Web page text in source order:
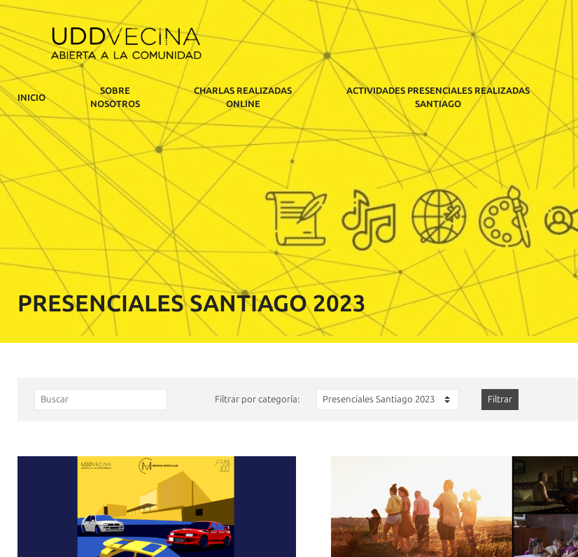
PRESENCIALES SANTIAGO 2023
INICIO
SOBRE
NOSOTROS
CHARLAS REALIZADAS
ONLINE
ACTIVIDADES PRESENCIALES REALIZADAS
SANTIAGO
Filtrar por categoría: Filtrar